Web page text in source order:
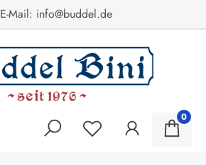
E-Mail: info@buddel.de
0